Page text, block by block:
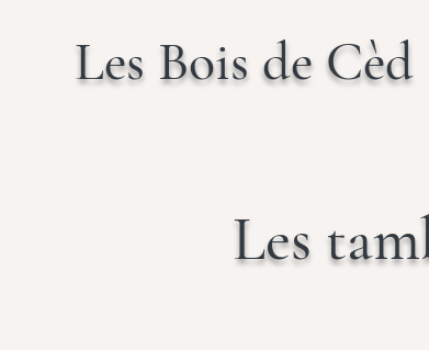
Les Bois de Cèd
Les